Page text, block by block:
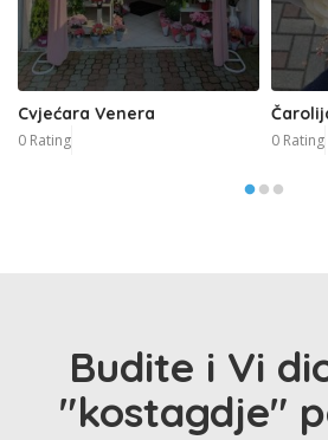
Cvjećara Venera
0 Rating 0 Rating
Budite i Vi
"kostagdje"